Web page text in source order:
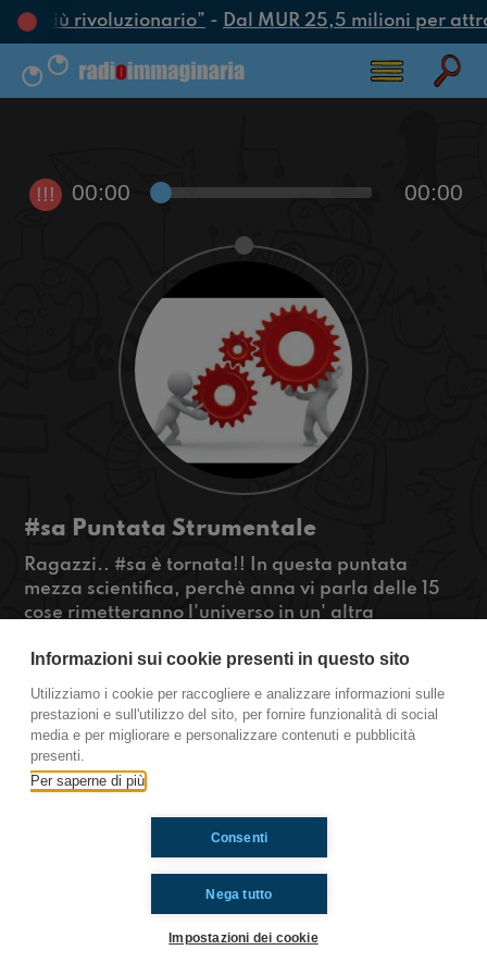
più rivoluzionario”-Dal MUR 25,5 milioni per
!!! 00:00 00:00
#sa Puntata Strumentale
Ragazzi.. #sa è tornata!! In questa puntata
mezza scientifica, perchè anna vi parla delle 15
cose rimetteranno l'universo in un' altra
#reedypasta e poi... #serietv Ragazzi meglio
nuova o vecchia generazione?
#OkkinSu
Salerno
Ti è piaciuto? Condividilo!
Informazioni sui cookie presenti in questo sito
Utilizziamo i cookie per raccogliere e analizzare informazioni sulle
prestazioni e sull'utilizzo del sito, per fornire funzionalità di social
media e per migliorare e personalizzare contenuti e pubblicità
presenti.
Per saperne di più
Nega tutto
Consenti
Impostazioni dei cookie